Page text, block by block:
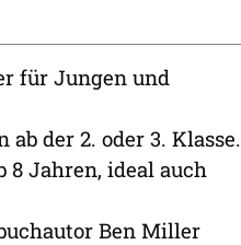
für Jungen und
der 2. oder 3. Klasse.
8 Jahren, ideal auch
Ben Miller